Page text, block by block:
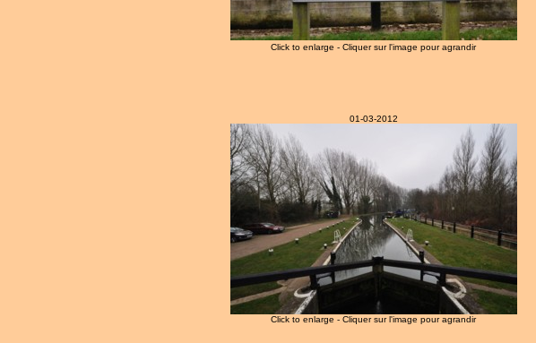
Click to enlarge - Cliquer sur l'image pour agrandir
01-03-2012
Click to enlarge - Cliquer sur l'image pour agrandir